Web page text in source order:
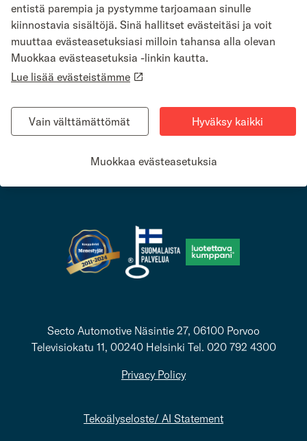
Ota yhteyttä Lähetä tästä turvapostia
Yhteystiedot
Asiakaspalvelu
Secto Fleet Manager
Saapumisohjeet Helsingin
toimistolle
Ilmoituskanava
Meille töihin
Laskutustiedot
Tekoälyseloste/ AI Statement
Privacy Policy
Secto Automotive Näsintie 27, 06100 Porvoo
Televisiokatu 11, 00240 Helsinki Tel. 020 792 4300
entistä parempia ja pystymme tarjoamaan sinulle
kiinnostavia sisältöjä. Sinä hallitset evästeitäsi ja voit
muuttaa evästeasetuksiasi milloin tahansa alla olevan
Muokkaa evästeasetuksia -linkin kautta.
Lue lisää evästeistämme
Vain välttämättömät Hyväksy kaikki
Muokkaa evästeasetuksia